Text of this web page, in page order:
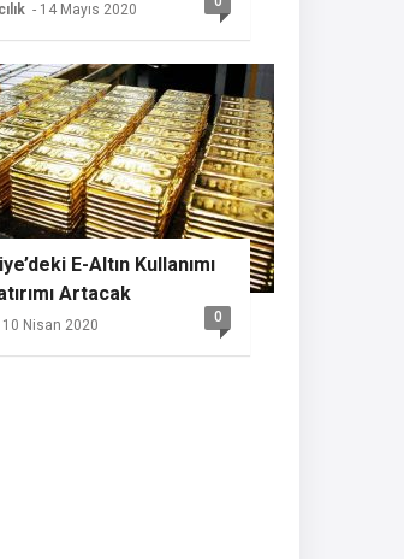
- 14 Mayıs 2020
E-Altın Kullanımı
Artacak
10 Nisan 2020 0